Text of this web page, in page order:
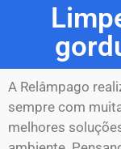
A Relâmpago
sempre com
melhores